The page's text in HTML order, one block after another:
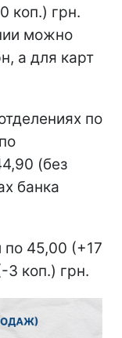
коп.) грн.
можно
а для карт
по
(без
банка
45,00 (+17
3 коп.) грн.